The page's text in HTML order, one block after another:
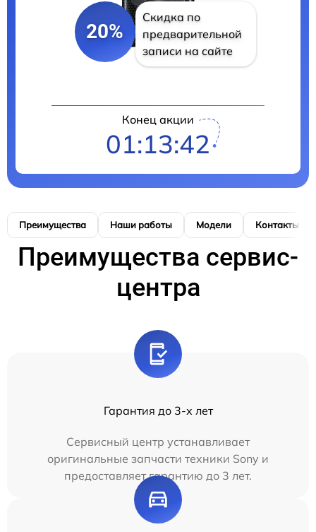
20%
Скидка по
предварительной
записи на сайте
Конец акции
01:13:42
Преимущества Наши работы Модели Контакты
Преимущества сервис-
центра
Гарантия до 3-х лет
Сервисный центр устанавливает
оригинальные запчасти техники Sony и
предоставляет гарантию до 3 лет.